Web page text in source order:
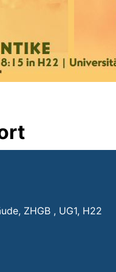
ZHGB , UG1, H22